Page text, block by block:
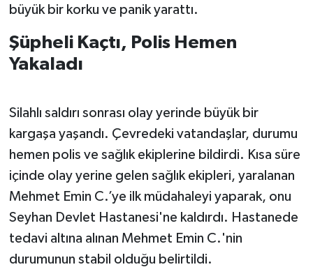
büyük bir korku ve panik yarattı.
Şüpheli Kaçtı, Polis Hemen
Yakaladı
Silahlı saldırı sonrası olay yerinde büyük bir
kargaşa yaşandı. Çevredeki vatandaşlar, durumu
hemen polis ve sağlık ekiplerine bildirdi. Kısa süre
içinde olay yerine gelen sağlık ekipleri, yaralanan
Mehmet Emin C.’ye ilk müdahaleyi yaparak, onu
Seyhan Devlet Hastanesi'ne kaldırdı. Hastanede
tedavi altına alınan Mehmet Emin C.'nin
durumunun stabil olduğu belirtildi.